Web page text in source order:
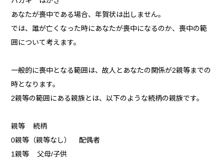
あなたが喪中である場合、年賀状は出しません。
では、誰が亡くなった時にあなたが喪中になるのか、喪中の範
囲について考えます。
一般的に喪中となる範囲は、故人とあなたの関係が2親等までの
時となります。
2親等の範囲にある親族とは、以下のような続柄の親族です。
親等 続柄
0親等（親等なし） 配偶者
1親等 父母/子供